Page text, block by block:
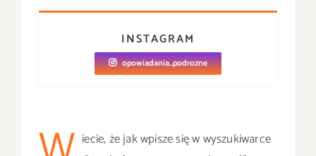
INSTAGRAM
opowiadania_podrozne
iecie, że jak wpisze się w wyszukiwarce